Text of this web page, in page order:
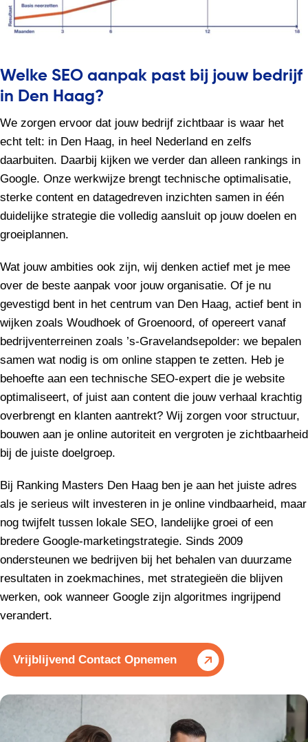
Welke SEO aanpak past bij jouw bedrijf
in Den Haag?
We zorgen ervoor dat jouw bedrijf zichtbaar is waar het
echt telt: in Den Haag, in heel Nederland en zelfs
daarbuiten. Daarbij kijken we verder dan alleen rankings in
Google. Onze werkwijze brengt technische optimalisatie,
sterke content en datagedreven inzichten samen in één
duidelijke strategie die volledig aansluit op jouw doelen en
groeiplannen.
Wat jouw ambities ook zijn, wij denken actief met je mee
over de beste aanpak voor jouw organisatie. Of je nu
gevestigd bent in het centrum van Den Haag, actief bent in
wijken zoals Woudhoek of Groenoord, of opereert vanaf
bedrijventerreinen zoals ’s-Gravelandsepolder: we bepalen
samen wat nodig is om online stappen te zetten. Heb je
behoefte aan een technische SEO-expert die je website
optimaliseert, of juist aan content die jouw verhaal krachtig
overbrengt en klanten aantrekt? Wij zorgen voor structuur,
bouwen aan je online autoriteit en vergroten je zichtbaarheid
bij de juiste doelgroep.
Bij Ranking Masters Den Haag ben je aan het juiste adres
als je serieus wilt investeren in je online vindbaarheid, maar
nog twijfelt tussen lokale SEO, landelijke groei of een
bredere Google-marketingstrategie. Sinds 2009
ondersteunen we bedrijven bij het behalen van duurzame
resultaten in zoekmachines, met strategieën die blijven
werken, ook wanneer Google zijn algoritmes ingrijpend
verandert.
Vrijblijvend Contact Opnemen